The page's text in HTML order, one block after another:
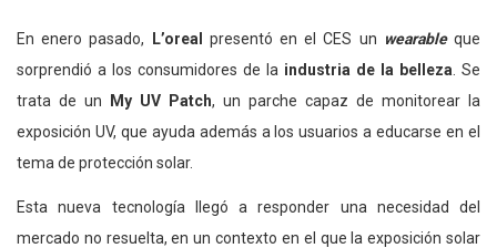
En enero pasado, L’oreal presentó en el CES un wearable que
sorprendió a los consumidores de la industria de la belleza . Se
trata de un
My UV Patch, un parche capaz de monitorear la
exposición UV, que ayuda además a los usuarios a educarse en el
tema de protección solar.
Esta nueva tecnología llegó a responder una necesidad del
mercado no resuelta, en un contexto en el que la exposición solar